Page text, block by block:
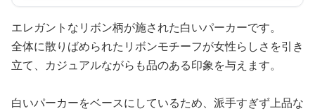
エレガントなリボン柄が施された白いパーカーです。
全体に散りばめられたリボンモチーフが女性らしさを引き
立て、カジュアルながらも品のある印象を与えます。
白いパーカーをベースにしているため、派手すぎず上品な